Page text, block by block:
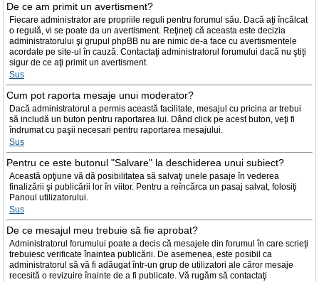
De ce am primit un avertisment?
Fiecare administrator are propriile reguli pentru forumul său. Dacă aţi încălcat
o regulă, vi se poate da un avertisment. Reţineţi că aceasta este decizia
administratorului şi grupul phpBB nu are nimic de-a face cu avertismentele
acordate pe site-ul în cauză. Contactaţi administratorul forumului dacă nu ştiţi
sigur de ce aţi primit un avertisment.
Sus
Cum pot raporta mesaje unui moderator?
Dacă administratorul a permis această facilitate, mesajul cu pricina ar trebui
să includă un buton pentru raportarea lui. Dând click pe acest buton, veţi fi
îndrumat cu paşii necesari pentru raportarea mesajului.
Sus
Pentru ce este butonul "Salvare" la deschiderea unui subiect?
Această opţiune vă dă posibilitatea să salvaţi unele pasaje în vederea
finalizării şi publicării lor în viitor. Pentru a reîncărca un pasaj salvat, folosiţi
Panoul utilizatorului.
Sus
De ce mesajul meu trebuie să fie aprobat?
Administratorul forumului poate a decis că mesajele din forumul în care scrieţi
trebuiesc verificate înaintea publicării. De asemenea, este posibil ca
administratorul să vă fi adăugat într-un grup de utilizatori ale căror mesaje
recesită o revizuire înainte de a fi publicate. Vă rugăm să contactaţi